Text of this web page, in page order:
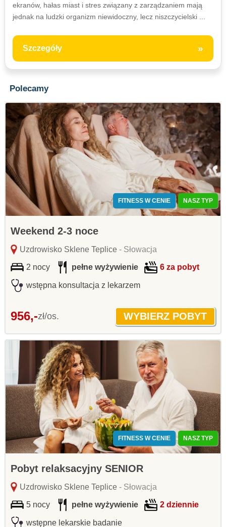
ekranów, hałas miast i stres związany z zarządzaniem mają
jednak na ludzki organizm niewidoczny, lecz niszczycielski ...
Szczegóły »
Polecamy
FITNESS W CENIE NASZ TYP
Weekend 2-3 noce
Uzdrowisko Sklene Teplice- Słowacja
2 nocy pełne wyżywienie 6 za pobyt
wstępna konsultacja z lekarzem
956,-zł/os.
FITNESS W CENIE NASZ TYP
Pobyt relaksacyjny SENIOR
Uzdrowisko Sklene Teplice- Słowacja
5 nocy pełne wyżywienie 2 dziennie
wstępne lekarskie badanie